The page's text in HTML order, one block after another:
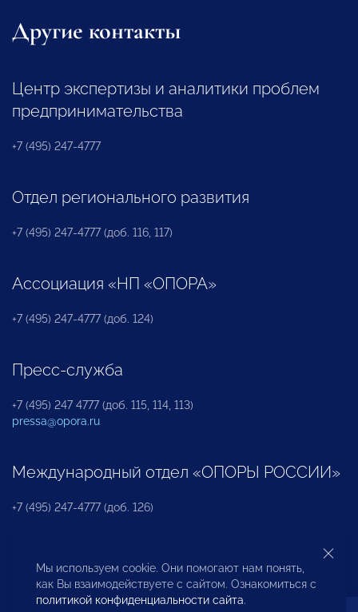
Другие контакты
Центр экспертизы и аналитики проблем
предпринимательства
+7 (495) 247-4777
Отдел регионального развития
+7 (495) 247-4777 (доб. 116, 117)
Ассоциация «НП «ОПОРА»
+7 (495) 247-4777 (доб. 124)
Пресс-служба
+7 (495) 247 4777 (доб. 115, 114, 113)
pressa@opora.ru
Международный отдел «ОПОРЫ РОССИИ»
+7 (495) 247-4777 (доб. 126)
Бюро по защите прав предпринимателей и
инвесторов
Мы используем cookie. Они помогают нам понять,
как Вы взаимодействуете с сайтом. Ознакомиться с
политикой конфиденциальности сайта.